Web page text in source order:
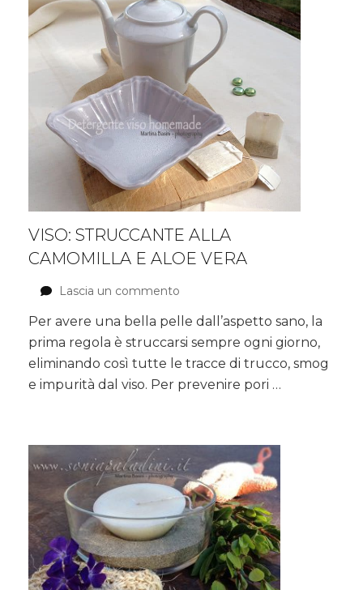
VISO: STRUCCANTE ALLA
CAMOMILLA E ALOE VERA
Lascia un commento
struccante
alla
Camomilla
Aloe
Per avere una bella pelle dall’aspetto sano, la
prima regola è struccarsi sempre ogni giorno,
eliminando così tutte le tracce di trucco, smog
e impurità dal viso. Per prevenire pori …